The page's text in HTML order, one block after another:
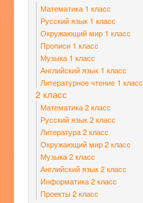
Математика 1 класс
Русский язык 1 класс
Окружающий мир 1 класс
Прописи 1 класс
Музыка 1 класс
Английский язык 1 класс
Литературное чтение 1 класс
2 класс
Математика 2 класс
Русский язык 2 класс
Литература 2 класс
Окружающий мир 2 класс
Музыка 2 класс
Английский язык 2 класс
Информатика 2 класс
Проекты 2 класс